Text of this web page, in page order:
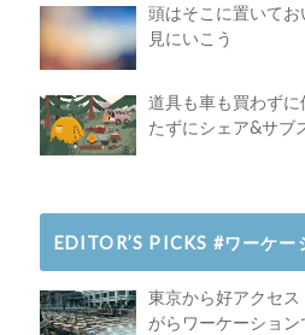
頭はそこに置いて
見にいこう
道具も車も買わず
たずにシェア&サブ
EDITOR’S PICKS #ワーケー
東京から好アクセ
がらワーケーショ